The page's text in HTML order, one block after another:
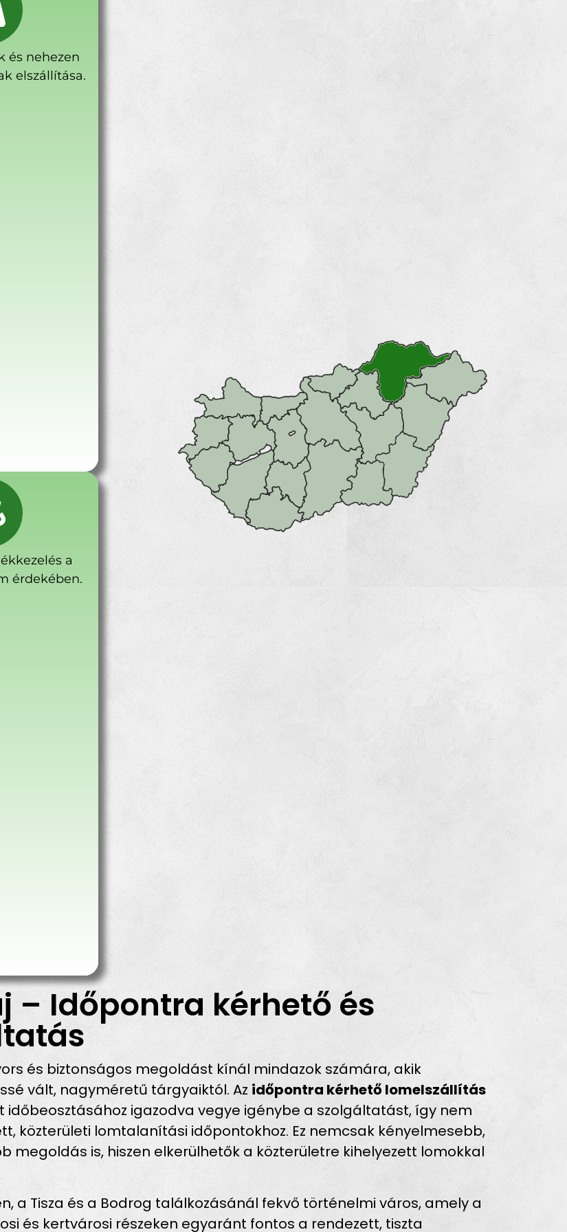
és nehezen
elszállítása.
a
érdekében.
– Időpontra kérhető és
és biztonságos megoldást kínál mindazok számára, akik
vált, nagyméretű tárgyaiktól. Az időpontra kérhető lomelszállítás
időbeosztásához igazodva vegye igénybe a szolgáltatást, így nem
közterületi lomtalanítási időpontokhoz. Ez nemcsak kényelmesebb,
megoldás is, hiszen elkerülhetők a közterületre kihelyezett lomokkal
a Tisza és a Bodrog találkozásánál fekvő történelmi város, amely a
és kertvárosi részeken egyaránt fontos a rendezett, tiszta